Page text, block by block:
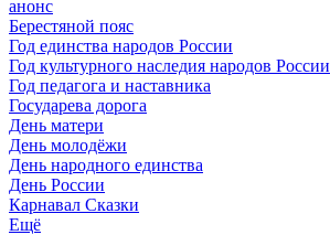
анонс
Берестяной пояс
Год единства народов России
Год культурного наследия народов России
Год педагога и наставника
Государева дорога
День матери
День молодёжи
День народного единства
День России
Карнавал Сказки
Ещё